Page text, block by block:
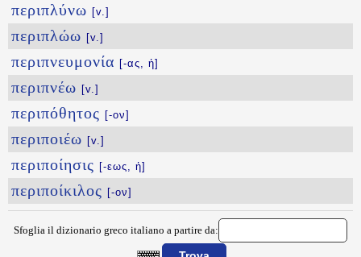
περιπλύνω [v.]
περιπλώω [v.]
περιπνευμονία [-ας, ἡ]
περιπνέω [v.]
περιπόθητος [-ον]
περιποιέω [v.]
περιποίησις [-εως, ἡ]
περιποίκιλος [-ον]
Sfoglia il dizionario greco italiano a partire da: